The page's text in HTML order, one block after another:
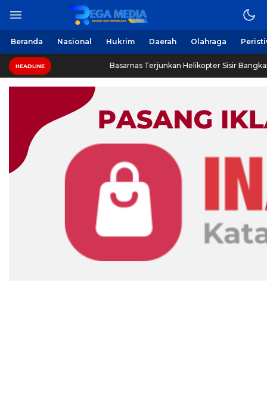
Beranda Nasional Hukrim Daerah Olahraga
HEADLINE Basarnas Terjunkan Helikopter Sisir Bangkai KMP Mutiara